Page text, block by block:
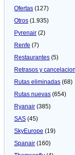
Ofertas (127)
Otros (1.935)
Pyrenair (2)
Renfe (7)
Restaurantes (5)
Retrasos y
Rutas eliminadas (68)
Rutas nuevas (654)
Ryanair (385)
SAS (45)
SkyEurope (19)
Spanair (160)